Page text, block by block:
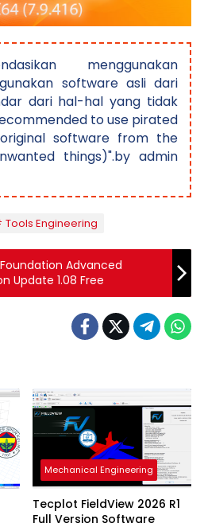
menggunakan
software asli dari
dari hal-hal yang tidak
to use pirated
software from the
things)".by admin
Tools Engineering
Advanced
Update 1.08 Free
Mechanical Engineering
Tecplot FieldView 2026 R1
Full Version Software